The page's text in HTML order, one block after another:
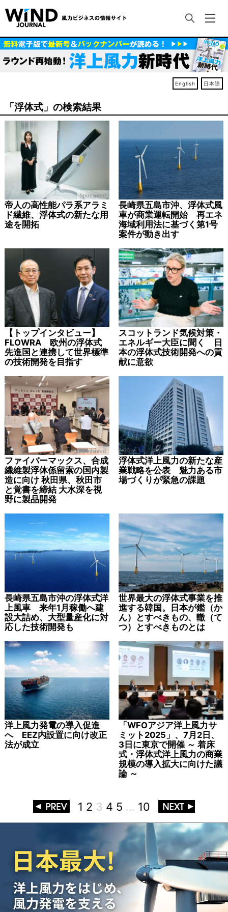
English 日本語
「浮体式」の検索結果
帝人の高性能パラ系アラミ
ド繊維、浮体式の新たな用
途を開拓
長崎県五島市沖、浮体式風
車が商業運転開始 再エネ
海域利用法に基づく第1号
案件が動き出す
【トップインタビュー】
FLOWRA 欧州の浮体式
先進国と連携して世界標準
の技術開発を目指す
スコットランド気候対策・
エネルギー大臣に聞く 日
本の浮体式技術開発への貢
献に意欲
ファイバーマックス、合成
繊維製浮体係留索の国内製
造に向け 秋田県、秋田市
と覚書を締結 大水深を視
野に製品開発
浮体式洋上風力の新たな産
業戦略を公表 魅力ある市
場づくりが緊急の課題
長崎県五島市沖の浮体式洋
上風車 来年1月稼働へ建
設大詰め、大型量産化に対
応した技術開発も
世界最大の浮体式事業を推
進する韓国。日本が鑑（か
ん）とすべきもの、轍（て
つ）とすべきものとは
洋上風力発電の導入促進
へ EEZ内設置に向け改正
法が成立
「WFOアジア洋上風力サ
ミット2025」、7月2日、
3日に東京で開催 ～ 着床
式・浮体式洋上風力の商業
規模の導入拡大に向けた議
論 ～
1 2 3 4 5 … 10